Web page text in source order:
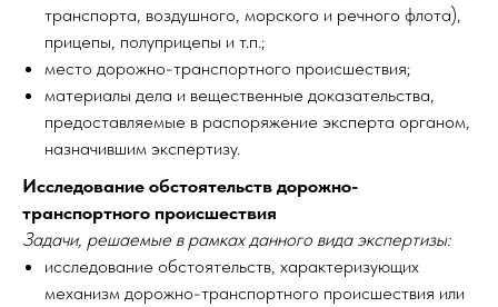
транспорта, воздушного, морского и речного флота),
прицепы, полуприцепы и т.п.;
место дорожно-транспортного происшествия;
материалы дела и вещественные доказательства,
предоставляемые в распоряжение эксперта органом,
назначившим экспертизу.
Исследование обстоятельств дорожно-
транспортного происшествия
Задачи, решаемые в рамках данного вида экспертизы:
исследование обстоятельств, характеризующих
механизм дорожно-транспортного происшествия или